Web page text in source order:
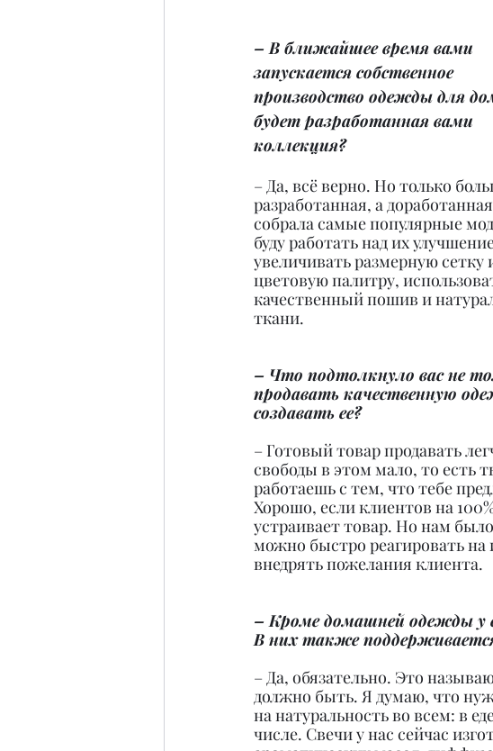
– В ближайшее время вами
запускается собственное
производство одежды для
будет разработанная вами
коллекция?
– Да, всё верно. Но только
разработанная, а
собрала самые популярные
буду работать над их
увеличивать размерную сетку
цветовую палитру,
качественный пошив и
ткани.
– Что подтолкнуло вас не
продавать качественную
создавать ее?
– Готовый товар продавать
свободы в этом мало, то есть
работаешь с тем, что тебе
Хорошо, если клиентов на
устраивает товар. Но нам
можно быстро реагировать на
внедрять пожелания клиента.
– Кроме домашней одежды у
В них также
– Да, обязательно. Это
должно быть. Я думаю, что
на натуральность во всем: в
числе. Свечи у нас сейчас